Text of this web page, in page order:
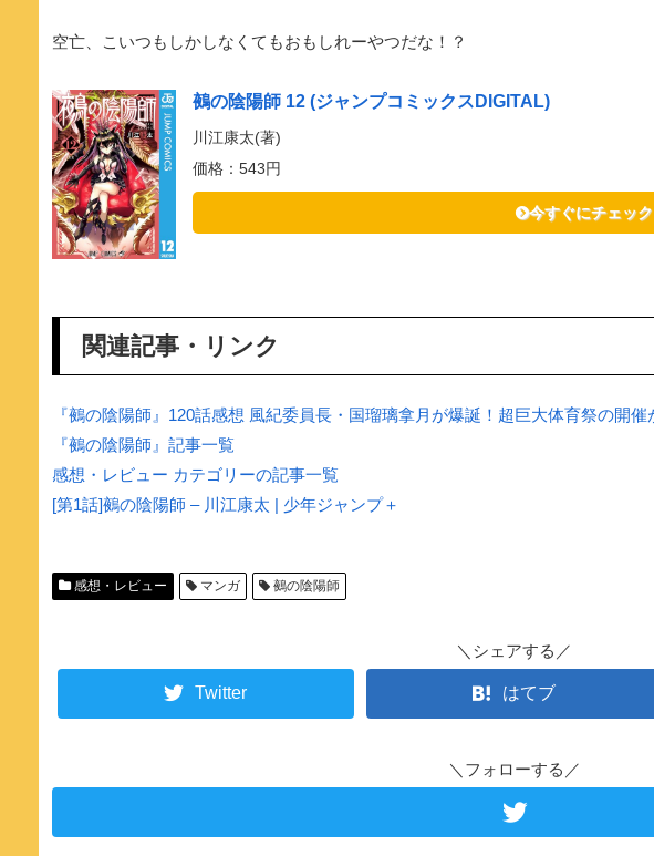
空亡、こいつもしかしなくてもおもしれーやつだな！？
鵺の陰陽師 12 (ジャンプコミックスDIGITAL)
川江康太(著)
価格：543円
今すぐにチェック
関連記事・リンク
『鵺の陰陽師』120話感想 風紀委員長・国瑠璃拿月が爆誕！超巨大体育祭の開催
『鵺の陰陽師』記事一覧
感想・レビュー カテゴリーの記事一覧
[第1話]鵺の陰陽師 – 川江康太 | 少年ジャンプ＋
感想・レビュー マンガ 鵺の陰陽師
＼シェアする／
Twitter はてブ
＼フォローする／